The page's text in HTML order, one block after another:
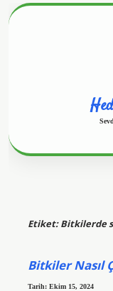
Etiket:Bitkilerde
Bitkiler Nasıl
Tarih: Ekim 15, 2024